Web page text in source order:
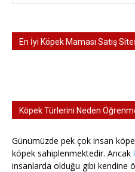
En İyi Köpek Maması Satış
Köpek Türlerini Neden
Günümüzde pek çok insan
köpek sahiplenmektedir. Ancak
insanlarda olduğu gibi kendine